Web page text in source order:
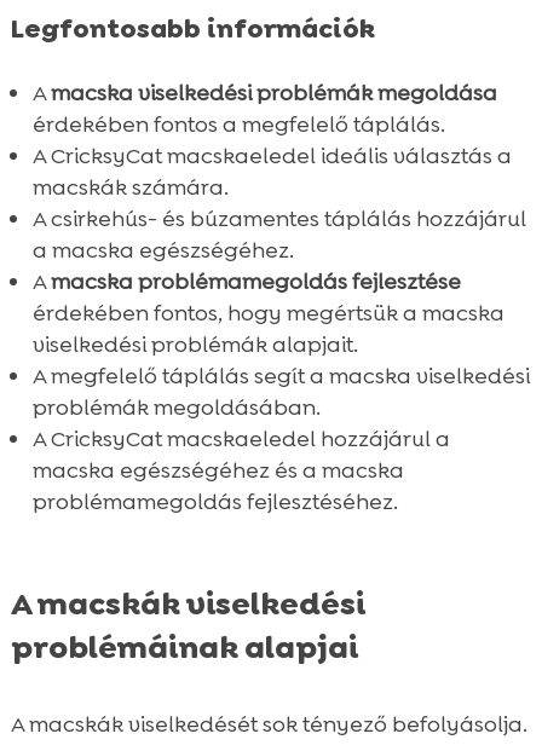
Legfontosabb információk
Amacska viselkedési problémák megoldása
érdekében fontos a megfelelő táplálás.
A CricksyCat macskaeledel ideális választás a
macskák számára.
A csirkehús- és búzamentes táplálás hozzájárul
a macska egészségéhez.
Amacska problémamegoldás fejlesztése
érdekében fontos, hogy megértsük a macska
viselkedési problémák alapjait.
A megfelelő táplálás segít a macska viselkedési
problémák megoldásában.
A CricksyCat macskaeledel hozzájárul a
macska egészségéhez és a macska
problémamegoldás fejlesztéséhez.
A macskák viselkedési
problémáinak alapjai
A macskák viselkedését sok tényező befolyásolja.